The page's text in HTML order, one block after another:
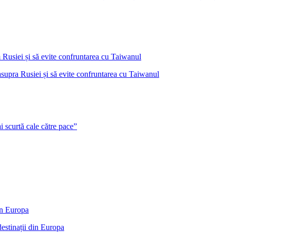
Rusiei și să evite confruntarea cu Taiwanul
cale către pace”
din Europa